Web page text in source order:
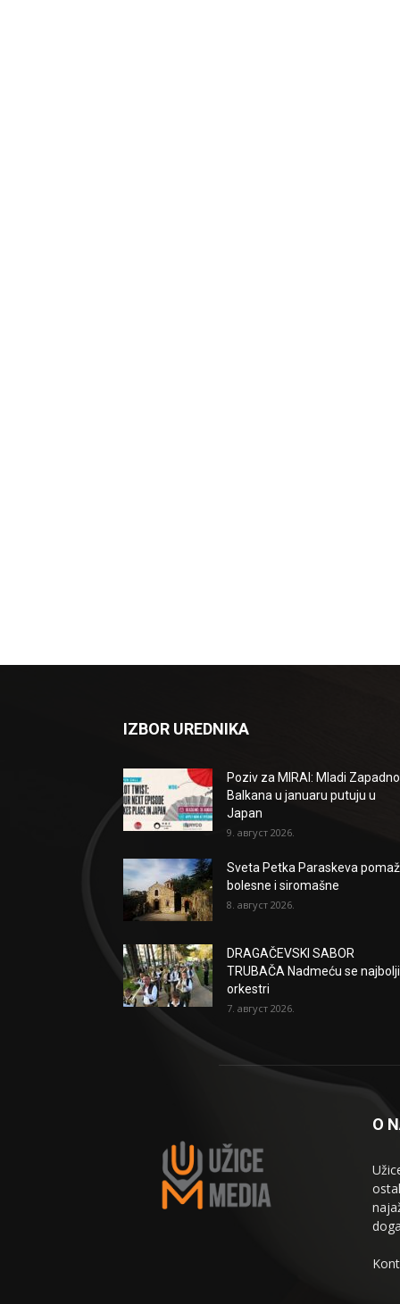
IZBOR UREDNIKA
Poziv za MIRAI: Mladi
Balkana u januaru putuju u
Japan
9. август 2026.
Sveta Petka Paraskeva
bolesne i siromašne
8. август 2026.
DRAGAČEVSKI SABOR
TRUBAČA Nadmeću se najbolji
orkestri
7. август 2026.
O